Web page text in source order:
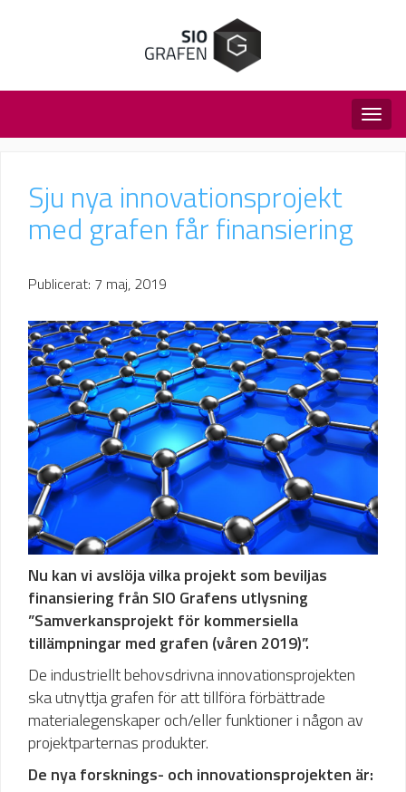
Sju nya innovationsprojekt
med grafen får finansiering
Publicerat: 7 maj, 2019
Nu kan vi avslöja vilka projekt som beviljas
finansiering från SIO Grafens utlysning
”Samverkansprojekt för kommersiella
tillämpningar med grafen (våren 2019)”.
De industriellt behovsdrivna innovationsprojekten
ska utnyttja grafen för att tillföra förbättrade
materialegenskaper och/eller funktioner i någon av
projektparternas produkter.
De nya forsknings- och innovationsprojekten är: